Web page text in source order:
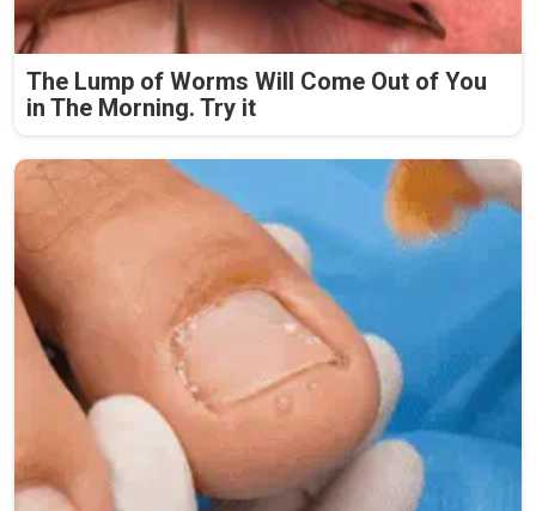
The Lump of Worms Will Come Out of You
in The Morning. Try it